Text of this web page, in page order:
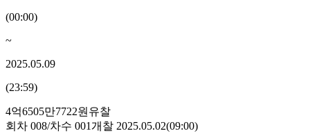
(00:00)
~
2025.05.09
(23:59)
4억6505만7722원 유찰
회차 008/차수 001개찰 2025.05.02(09:00)